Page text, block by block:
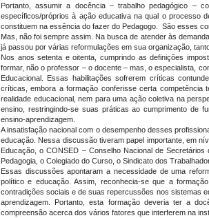
Portanto, assumir a docência – trabalho pedagógico –
específicos/próprios à ação educativa na qual o processo
constituem na essência do fazer do Pedagogo. São esses
Mas, não foi sempre assim. Na busca de atender às
já passou por várias reformulações em sua organização,
Nos anos setenta e oitenta, cumprindo as definições
formar, não o professor – o docente – mas, o especialista,
Educacional. Essas habilitações sofrerem críticas
críticas, embora a formação conferisse certa
realidade educacional, nem para uma ação coletiva na
ensino, restringindo-se suas práticas ao cumprimento de
ensino-aprendizagem.
A insatisfação nacional com o desempenho desses
educação. Nessa discussão tiveram papel importante, em
Educação, o CONSED – Conselho Nacional de
Pedagogia, o Colegiado do Curso, o Sindicato dos
Essas discussões apontaram a necessidade de uma
político e educação. Assim, reconhecia-se que a
contradições sociais e de suas repercussões nos sistemas
aprendizagem. Portanto, esta formação deveria ter a
compreensão acerca dos vários fatores que interferem na